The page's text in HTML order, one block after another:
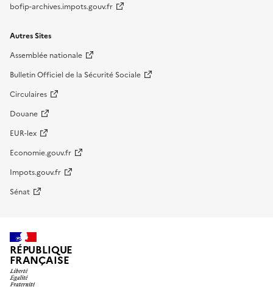
bofip-archives.impots.gouv.fr
Autres Sites
Assemblée nationale
Bulletin Officiel de la Sécurité Sociale
Circulaires
Douane
EUR-lex
Economie.gouv.fr
Impots.gouv.fr
Sénat
RÉPUBLIQUE
FRANÇAISE